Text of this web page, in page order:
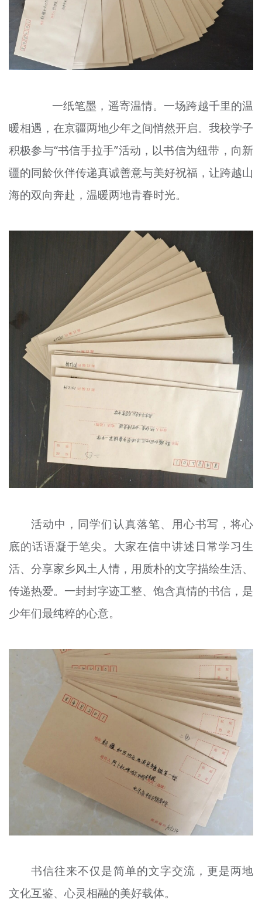
一纸笔墨，遥寄温情。一场跨越千里的温
暖相遇，在京疆两地少年之间悄然开启。我校学子
积极参与“书信手拉手”活动，以书信为纽带，向新
疆的同龄伙伴传递真诚善意与美好祝福，让跨越山
海的双向奔赴，温暖两地青春时光。
活动中，同学们认真落笔、用心书写，将心
底的话语凝于笔尖。大家在信中讲述日常学习生
活、分享家乡风土人情，用质朴的文字描绘生活、
传递热爱。一封封字迹工整、饱含真情的书信，是
少年们最纯粹的心意。
书信往来不仅是简单的文字交流，更是两地
文化互鉴、心灵相融的美好载体。